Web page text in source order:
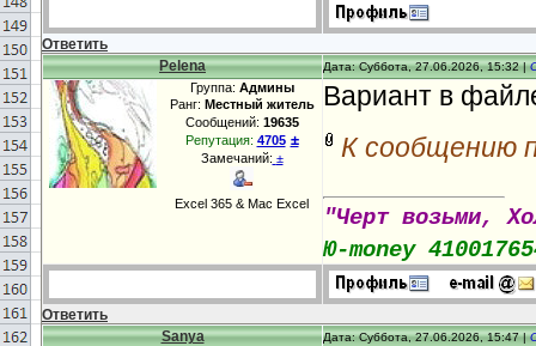
Ответить
Pelena
Дата: Суббота, 27.06.2026, 15:32 |
Группа: Админы
Ранг: Местный житель
Сообщений: 19635
Репутация: 4705 ±
Замечаний: ±
Excel 365 & Mac Excel
Вариант в
К сообщению
"Черт возьми,
Ю-money
Ответить
Sanya
Дата: Суббота, 27.06.2026, 15:47 |